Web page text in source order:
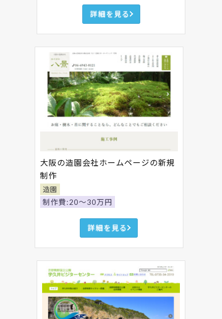
詳細を見る
大阪の造園会社ホームページの新規
制作
造園
制作費:20～30万円
詳細を見る